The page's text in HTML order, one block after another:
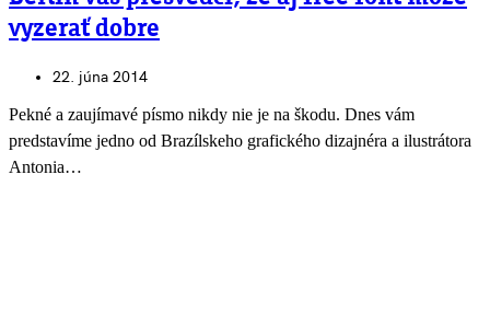
vyzerať dobre
22. júna 2014
Pekné a zaujímavé písmo nikdy nie je na škodu. Dnes vám
predstavíme jedno od Brazílskeho grafického dizajnéra a ilustrátora
Antonia…